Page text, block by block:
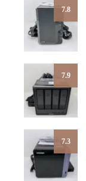
7.8
7.9
7.3